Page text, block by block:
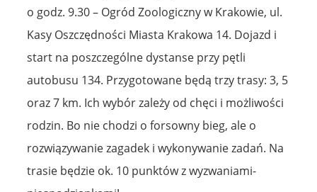
o godz. 9.30 – Ogród Zoologiczny w Krakowie, ul.
Kasy Oszczędności Miasta Krakowa 14. Dojazd i
start na poszczególne dystanse przy pętli
autobusu 134. Przygotowane będą trzy trasy: 3, 5
oraz 7 km. Ich wybór zależy od chęci i możliwości
rodzin. Bo nie chodzi o forsowny bieg, ale o
rozwiązywanie zagadek i wykonywanie zadań. Na
trasie będzie ok. 10 punktów z wyzwaniami-